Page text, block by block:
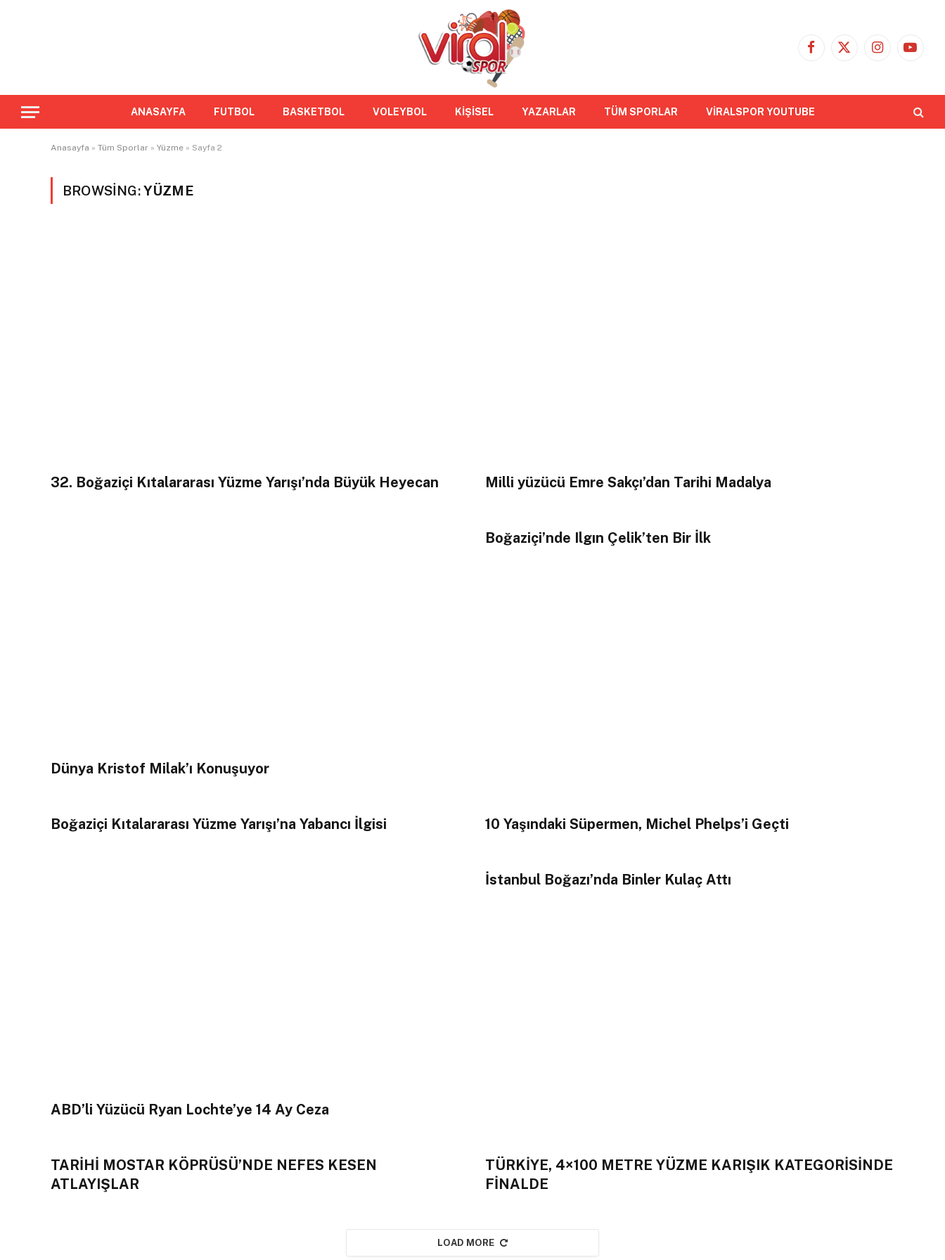
Facebook
X
Instagram
ANASAYFA FUTBOL BASKETBOL VOLEYBOL KİŞİSEL YAZARLAR TÜM SPORLAR VİRALSPOR YOUTUBE
Anasayfa » Tüm Sporlar » Yüzme » Sayfa 2
BROWSING:YÜZME
32. Boğaziçi Kıtalararası Yüzme Yarışı’nda Büyük Heyecan Milli yüzücü Emre Sakçı’dan Tarihi Madalya
Dünya Kristof Milak’ı Konuşuyor
Boğaziçi’nde Ilgın Çelik’ten Bir İlk
Boğaziçi Kıtalararası Yüzme Yarışı’na Yabancı İlgisi 10 Yaşındaki Süpermen, Michel Phelps’i Geçti
ABD’li Yüzücü Ryan Lochte’ye 14 Ay Ceza
İstanbul Boğazı’nda Binler Kulaç Attı
TARİHİ MOSTAR KÖPRÜSÜ’NDE NEFES KESEN
ATLAYIŞLAR
TÜRKİYE, 4×100 METRE YÜZME KARIŞIK KATEGORİSİNDE
FİNALDE
LOAD MORE